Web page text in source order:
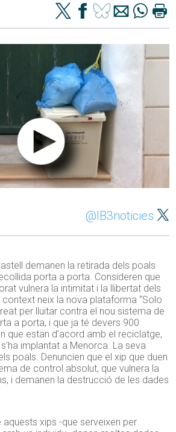
@IB3noticies
demanen la retirada dels poals
porta a porta. Consideren que
vulnera la intimitat i la llibertat dels
context neix la nova plataforma “Solo
per lluitar contra el nou sistema de
a porta, i que ja té devers 900
que estan d’acord amb el reciclatge,
implantat a Menorca. La seva
poals. Denuncien que el xip que duen
de control absolut, que vulnera la
i demanen la destrucció de les dades
aquests xips -que serveixen per